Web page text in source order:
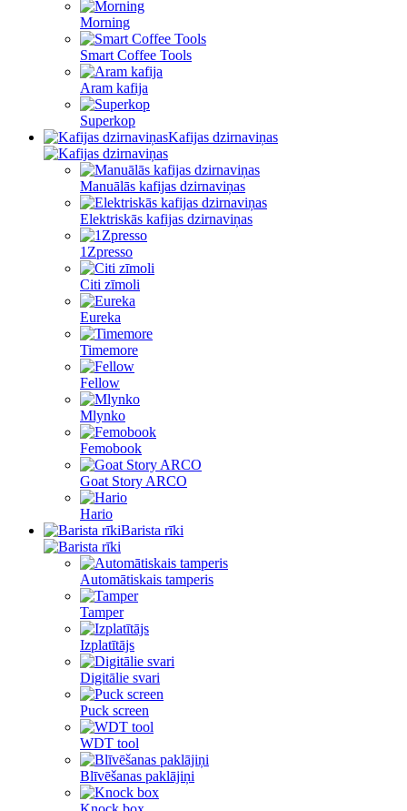
Morning
Smart Coffee Tools
Aram kafija
Superkop
Kafijas dzirnaviņas
Manuālās kafijas dzirnaviņas
Elektriskās kafijas dzirnaviņas
1Zpresso
Citi zīmoli
Eureka
Timemore
Fellow
Mlynko
Femobook
Goat Story ARCO
Hario
Barista rīki
Automātiskais tamperis
Tamper
Izplatītājs
Digitālie svari
Puck screen
WDT tool
Blīvēšanas paklājiņi